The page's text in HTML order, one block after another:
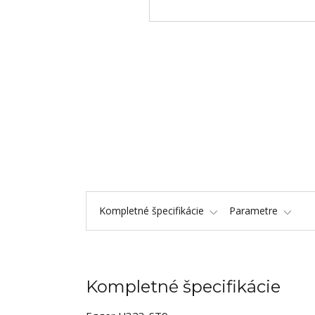
Kompletné špecifikácie Parametre
Kompletné špecifikácie